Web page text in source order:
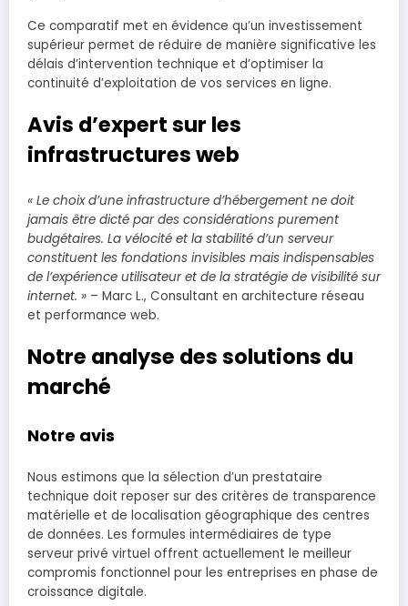
Ce comparatif met en évidence qu’un investissement
supérieur permet de réduire de manière significative les
délais d’intervention technique et d’optimiser la
continuité d’exploitation de vos services en ligne.
Avis d’expert sur les
infrastructures web
« Le choix d’une infrastructure d’hébergement ne doit
jamais être dicté par des considérations purement
budgétaires. La vélocité et la stabilité d’un serveur
constituent les fondations invisibles mais indispensables
de l’expérience utilisateur et de la stratégie de visibilité sur
internet. » – Marc L., Consultant en architecture réseau
et performance web.
Notre analyse des solutions du
marché
Notre avis
Nous estimons que la sélection d’un prestataire
technique doit reposer sur des critères de transparence
matérielle et de localisation géographique des centres
de données. Les formules intermédiaires de type
serveur privé virtuel offrent actuellement le meilleur
compromis fonctionnel pour les entreprises en phase de
croissance digitale.